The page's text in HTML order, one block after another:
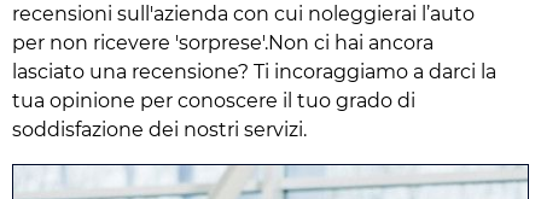
recensioni sull'azienda con cui noleggierai l’auto
per non ricevere 'sorprese'.Non ci hai ancora
lasciato una recensione? Ti incoraggiamo a darci la
tua opinione per conoscere il tuo grado di
soddisfazione dei nostri servizi.